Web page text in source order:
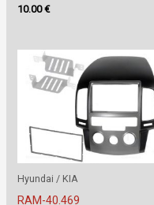
10.00€
Hyundai / KIA
RAM-40.469